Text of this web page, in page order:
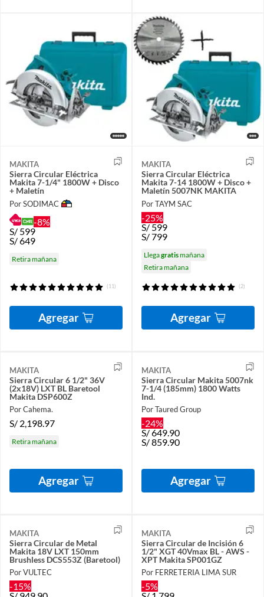
MAKITA
Sierra Circular Eléctrica
Makita 7-1/4" 1800W + Disco
+ Maletín
Por SODIMAC
-8%
S/ 599
S/649
Retira mañana
(11)
Agregar
MAKITA
Sierra Circular Eléctrica
Makita 7-14 1800W + Disco +
Maletín 5007NK MAKITA
Por TAYM SAC
-25%
S/599
S/799
Llegagratismañana
Retira mañana
(2)
Agregar
MAKITA
Sierra Circular 6 1/2" 36V
(2x18V) LXT BL Baretool
Makita DSP600Z
Por Cahema.
S/ 2,198.97
Retira mañana
Agregar
MAKITA
Sierra Circular Makita 5007nk
7-1/4 (185mm) 1800 Watts
Ind.
Por Taured Group
-24%
S/649.90
S/859.90
Agregar
MAKITA
Sierra Circular de Metal
Makita 18V LXT 150mm
Brushless DCS553Z (Baretool)
Por VULTEC
-15%
MAKITA
Sierra Circular de Incisión 6
1/2" XGT 40Vmax BL - AWS -
XPT Makita SP001GZ
Por FERRETERIA LIMA SUR
-5%